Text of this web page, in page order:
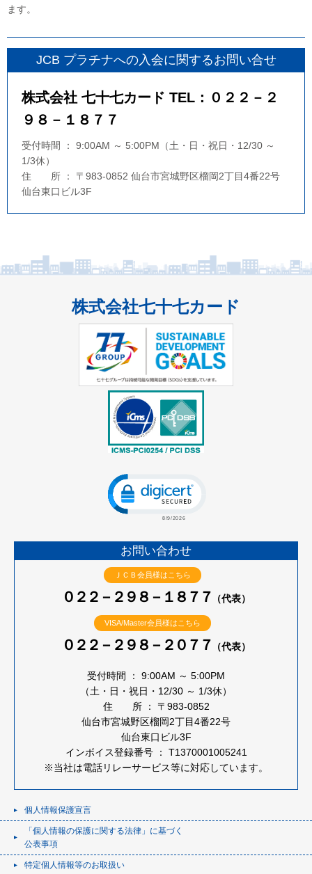
ます。
JCB プラチナへの入会に関するお問い合せ
株式会社 七十七カード TEL：０２２－２
９８－１８７７
受付時間 ： 9:00AM ～ 5:00PM（土・日・祝日・12/30 ～
1/3休）
住 所 ： 〒983-0852 仙台市宮城野区榴岡2丁目4番22号
仙台東口ビル3F
株式会社七十七カード
お問い合わせ
ＪＣＢ会員様はこちら
０２２－２９８－１８７７ （代表）
VISA/Master会員様はこちら
０２２－２９８－２０７７ （代表）
受付時間 ： 9:00AM ～ 5:00PM
（土・日・祝日・12/30 ～ 1/3休）
住 所 ： 〒983-0852
仙台市宮城野区榴岡2丁目4番22号
仙台東口ビル3F
インボイス登録番号 ： T1370001005241
※当社は電話リレーサービス等に対応しています。
個人情報保護宣言
「個人情報の保護に関する法律」に基づく
公表事項
特定個人情報等のお取扱い